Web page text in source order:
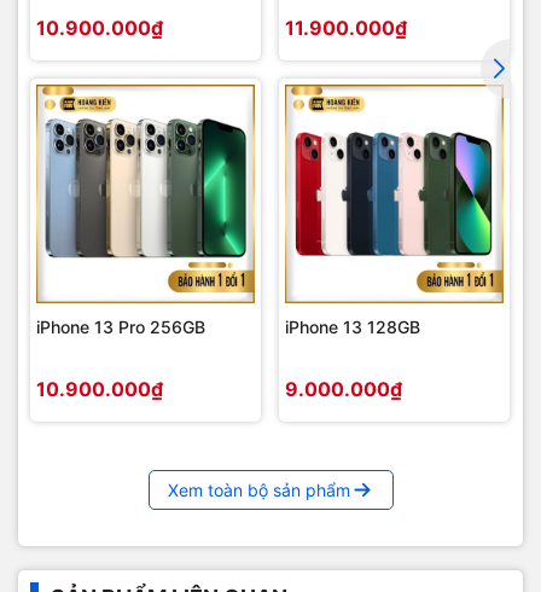
10.900.000₫ 11.900.000₫
iPhone 13 Pro 256GB
10.900.000₫
iPhone 13 128GB
9.000.000₫
Xem toàn bộ sản phẩm